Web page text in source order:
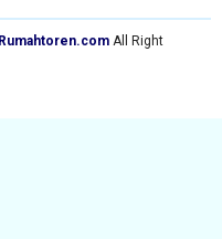
Rumahtoren.comAll Right